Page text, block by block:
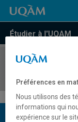
Étudier à l'UQAM
COURS//
Description du
Préférences en
Nous utilisons des
informations qui
expérience sur le